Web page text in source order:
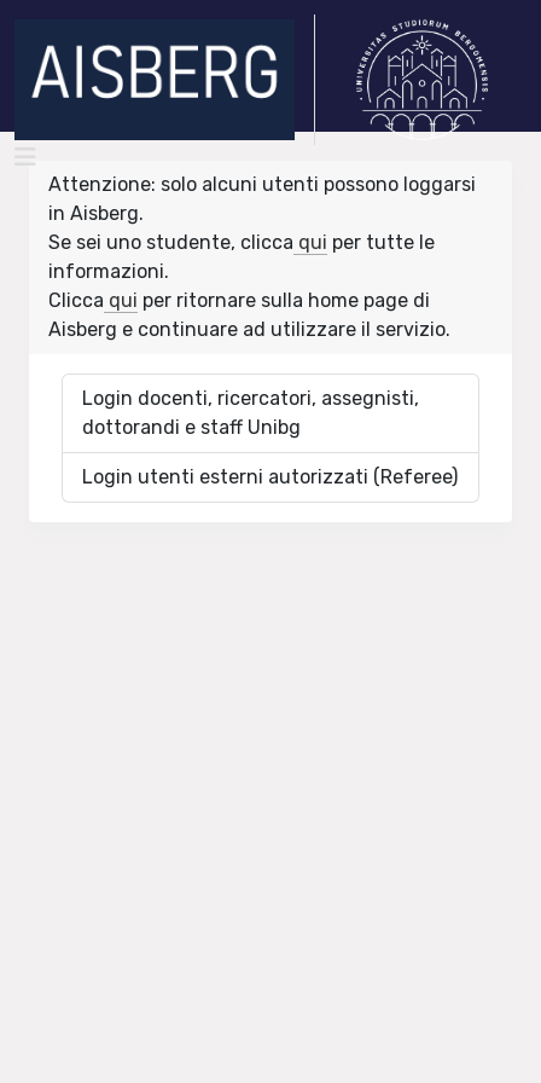
Attenzione: solo alcuni utenti possono loggarsi
in Aisberg.
Se sei uno studente, clicca qui per tutte le
informazioni.
Clicca qui per ritornare sulla home page di
Aisberg e continuare ad utilizzare il servizio.
Login docenti, ricercatori, assegnisti,
dottorandi e staff Unibg
Login utenti esterni autorizzati (Referee)